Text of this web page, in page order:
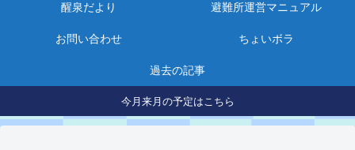
醒泉だより 避難所運営マニュアル
お問い合わせ ちょいボラ
過去の記事
今月来月の予定はこちら